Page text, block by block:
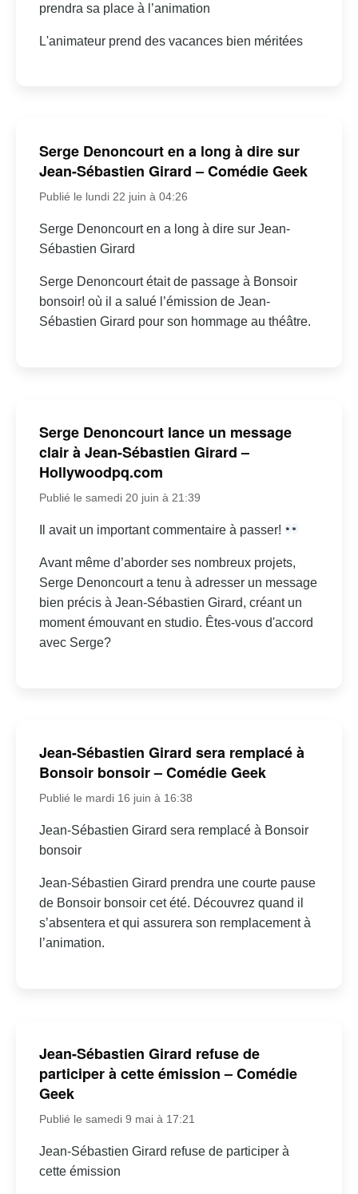
prendra sa place à l’animation
L'animateur prend des vacances bien méritées
Serge Denoncourt en a long à dire sur
Jean-Sébastien Girard – Comédie Geek
Publié le lundi 22 juin à 04:26
Serge Denoncourt en a long à dire sur Jean-
Sébastien Girard
Serge Denoncourt était de passage à Bonsoir
bonsoir! où il a salué l’émission de Jean-
Sébastien Girard pour son hommage au théâtre.
Serge Denoncourt lance un message
clair à Jean-Sébastien Girard –
Hollywoodpq.com
Publié le samedi 20 juin à 21:39
Il avait un important commentaire à passer!
Avant même d’aborder ses nombreux projets,
Serge Denoncourt a tenu à adresser un message
bien précis à Jean-Sébastien Girard, créant un
moment émouvant en studio. Êtes-vous d'accord
avec Serge?
Jean-Sébastien Girard sera remplacé à
Bonsoir bonsoir – Comédie Geek
Publié le mardi 16 juin à 16:38
Jean-Sébastien Girard sera remplacé à Bonsoir
bonsoir
Jean-Sébastien Girard prendra une courte pause
de Bonsoir bonsoir cet été. Découvrez quand il
s’absentera et qui assurera son remplacement à
l’animation.
Jean-Sébastien Girard refuse de
participer à cette émission – Comédie
Geek
Publié le samedi 9 mai à 17:21
Jean-Sébastien Girard refuse de participer à
cette émission